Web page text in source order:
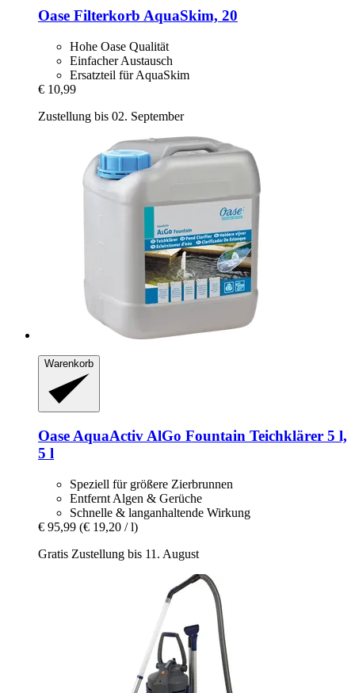
Oase Filterkorb AquaSkim, 20
Hohe Oase Qualität
Einfacher Austausch
Ersatzteil für AquaSkim
€ 10,99
Zustellung bis 02. September
Warenkorb
Oase AquaActiv AlGo Fountain Teichklärer 5 l,
5 l
Speziell für größere Zierbrunnen
Entfernt Algen & Gerüche
Schnelle & langanhaltende Wirkung
€ 95,99 (€ 19,20 / l)
Gratis Zustellung bis 11. August